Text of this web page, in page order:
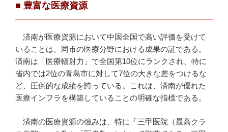
■ 豊富な医療資源
済南が医療資源において中国全国で高い評価を受けて
いることは、同市の医療分野における成果の証である。
済南は「医療輻射力」で全国第10位にランクされ、特に
省内では2位の青島市に対して7位の大きな差をつけるな
ど、圧倒的な成績を誇っている。これは、済南が優れた
医療インフラを構築していることの明確な指標である。
済南の医療資源の強みは、特に「三甲医院（最高クラ